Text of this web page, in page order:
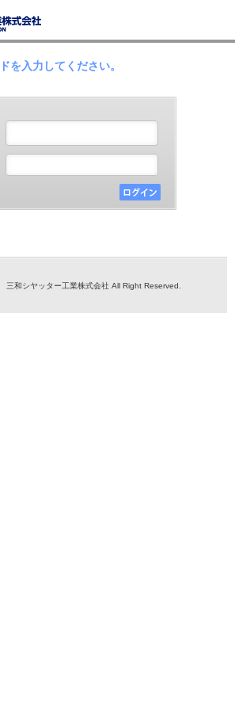
を入力してください。
和シヤッター工業株式会社 All Right Reserved.